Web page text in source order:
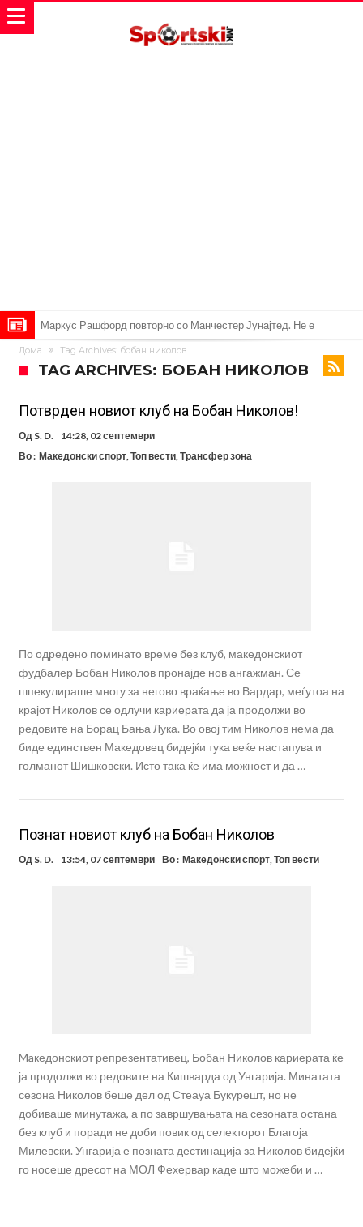
Дарвин Нуњез на прагот на трансфер во Трабзонспор
Тикет на денот (понеделник, 10.08.2026)
Даниел Малдини повторно го смени клубот во Серија “А”
Аморим донесе одлука: Милан ќе го крати составот
Вирално видео од Уругвај: Топка предизвика сообраќајна несреќа
Дома Tag Archives: бобан николов
TAG ARCHIVES: БОБАН НИКОЛОВ
Потврден новиот клуб на Бобан Николов!
Од S. D.
14:28, 02 септември
Во : Македонски спорт, Топ вести, Трансфер зона
По одредено поминато време без клуб, македонскиот
фудбалер Бобан Николов пронајде нов ангажман. Се
шпекулираше многу за негово враќање во Вардар, меѓутоа на
крајот Николов се одлучи кариерата да ја продолжи во
редовите на Борац Бања Лука. Во овој тим Николов нема да
биде единствен Македовец бидејќи тука веќе настапува и
голманот Шишковски. Исто така ќе има можност и да …
Познат новиот клуб на Бобан Николов
Од S. D. 13:54, 07 септември Во : Македонски спорт,Топ вести
Maкедонскиот репрезентативец, Бобан Николов кариерата ќе
ја продолжи во редовите на Кишварда од Унгарија. Минатата
сезона Николов беше дел од Стеауа Букурешт, но не
добиваше минутажа, а по завршувањата на сезоната остана
без клуб и поради не доби повик од селекторот Благоја
Милевски. Унгарија е позната дестинација за Николов бидејќи
го носеше дресот на МОЛ Фехервар каде што можеби и …